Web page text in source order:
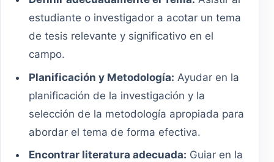
estudiante o investigador a acotar un tema
de tesis relevante y significativo en el
campo.
Planificación y Metodología: Ayudar en la
planificación de la investigación y la
selección de la metodología apropiada para
abordar el tema de forma efectiva.
Encontrar literatura adecuada: Guiar en la